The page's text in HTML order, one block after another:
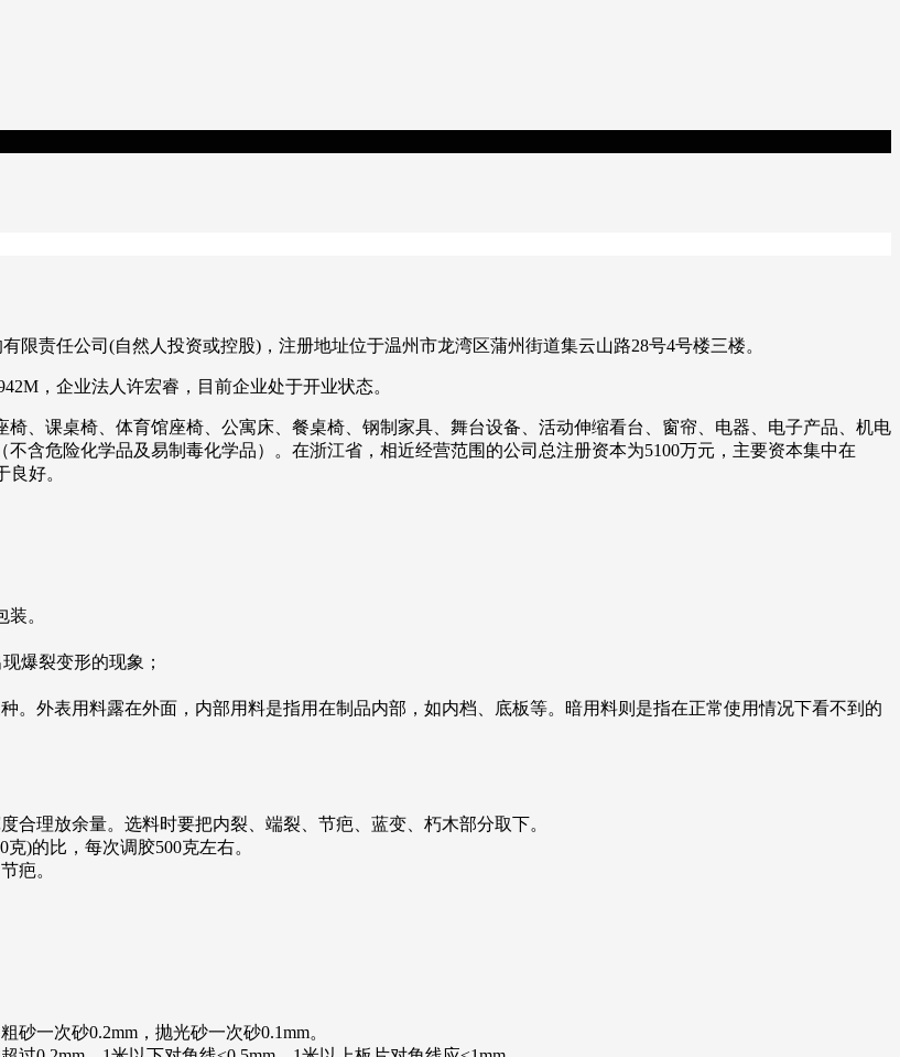
限责任公司(自然人投资或控股)，注册地址位于温州市龙湾区蒲州街道集云山路28号4号楼三楼。
，企业法人许宏睿，目前企业处于开业状态。
、课桌椅、体育馆座椅、公寓床、餐桌椅、钢制家具、舞台设备、活动伸缩看台、窗帘、电器、电子产品、机电
含危险化学品及易制毒化学品）。在浙江省，相近经营范围的公司总注册资本为5100万元，主要资本集中在
好。
。
爆裂变形的现象；
。外表用料露在外面，内部用料是指用在制品内部，如内档、底板等。暗用料则是指在正常使用情况下看不到的
理放余量。选料时要把内裂、端裂、节疤、蓝变、朽木部分取下。
)的比，每次调胶500克左右。
疤。
一次砂0.2mm，抛光砂一次砂0.1mm。